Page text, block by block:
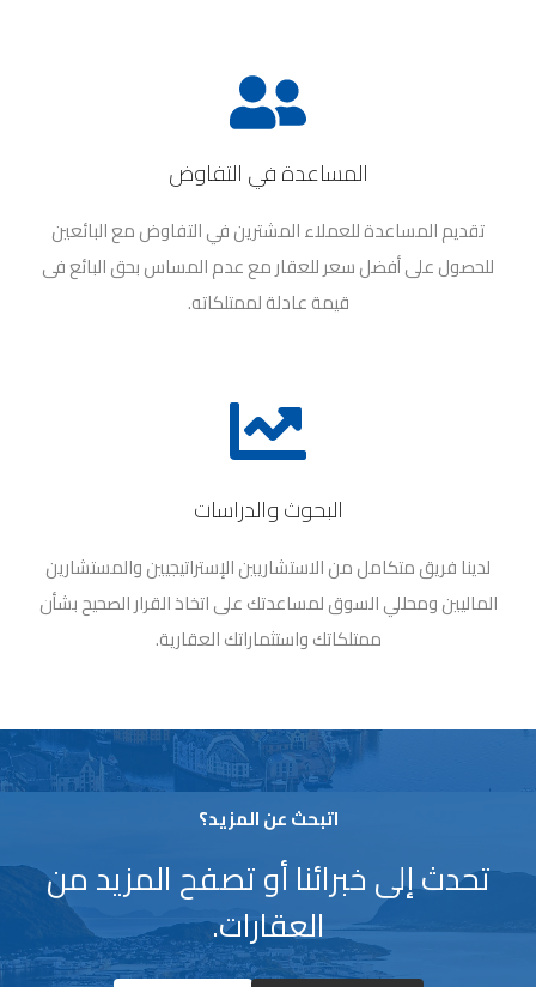
المساعدة في التفاوض
تقديم المساعدة للعملاء المشترين في التفاوض مع البائعين
للحصول على أفضل سعر للعقار مع عدم المساس بحق البائع فى
قيمة عادلة لممتلكاته.
البحوث والدراسات
لدينا فريق متكامل من الاستشاريين الإستراتيجيين والمستشارين
الماليين ومحللي السوق لمساعدتك على اتخاذ القرار الصحيح بشأن
ممتلكاتك واستثماراتك العقارية.
اتبحث عن المزيد؟
تحدث إلى خبرائنا أو تصفح المزيد من
العقارات.